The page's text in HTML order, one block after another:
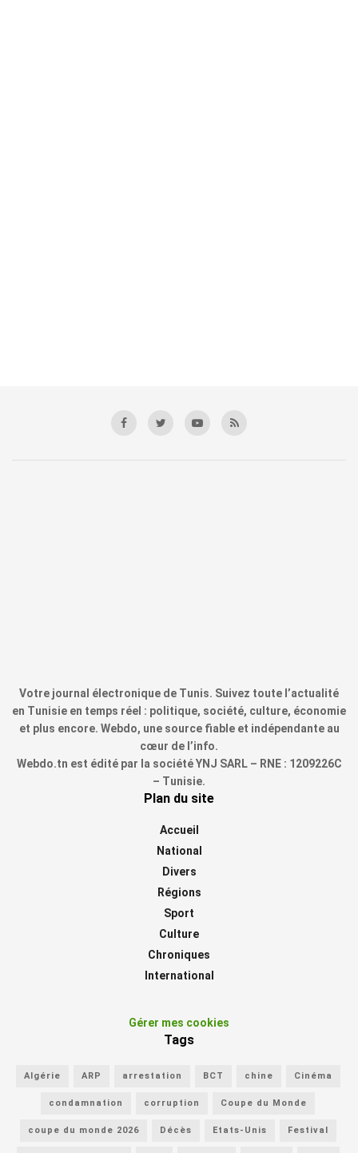
Votre journal électronique de Tunis. Suivez toute l’actualité
en Tunisie en temps réel : politique, société, culture, économie
et plus encore. Webdo, une source fiable et indépendante au
cœur de l’info.
Webdo.tn est édité par la société YNJ SARL – RNE : 1209226C
– Tunisie.
Plan du site
Accueil
National
Divers
Régions
Sport
Culture
Chroniques
International
Gérer mes cookies
Tags
Algérie ARP arrestation BCT chine Cinéma
condamnation corruption Coupe du Monde
coupe du monde 2026 Décès Etats-Unis Festival